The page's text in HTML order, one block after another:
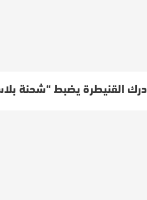
درك القنيطرة يضبط “شحنة